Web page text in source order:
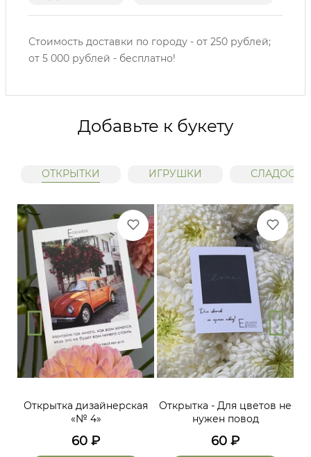
Стоимость доставки по городу - от 250 рублей;
от 5 000 рублей - бесплатно!
Добавьте к букету
ОТКРЫТКИ ИГРУШКИ СЛАДОСТИ
Открытка дизайнерская
«№ 4»
60 ₽
Открытка - Для цветов не
нужен повод
60 ₽